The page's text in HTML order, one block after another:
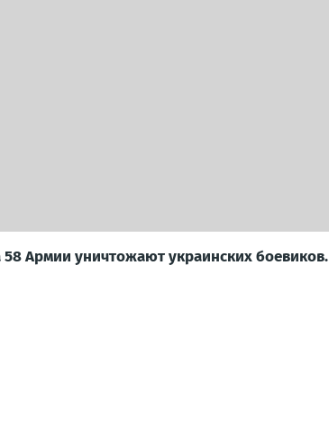
Армии уничтожают украинских боевиков.